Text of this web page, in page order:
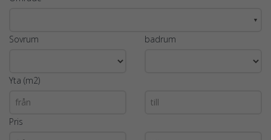
▼
Sovrum badrum
Yta (m2)
Pris